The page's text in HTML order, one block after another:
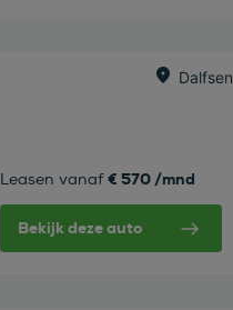
Dalfsen
Leasen vanaf € 570 /mnd
Bekijk deze auto